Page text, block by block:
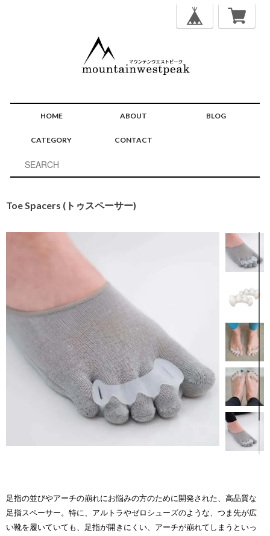
HOME ABOUT BLOG
CATEGORY CONTACT
Toe Spacers (トゥスペーサー)
足指の並びやアーチの崩れにお悩みの方のために開発された、高品質な
足指スペーサー。特に、アルトラやゼロシューズのような、つま先が広
い靴を履いていても、足指が開きにくい、アーチが崩れてしまうといっ